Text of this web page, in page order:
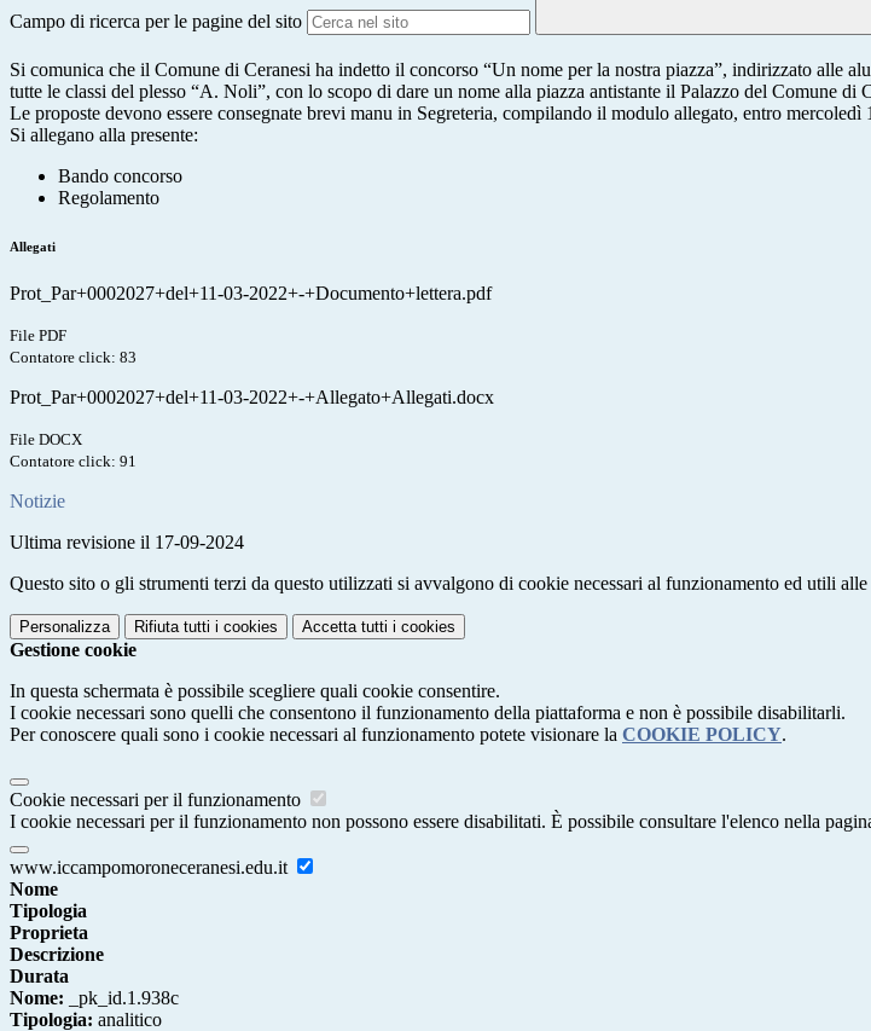
Campo di ricerca per le pagine del sito
Si comunica che il Comune di Ceranesi ha indetto il concorso “Un nome per la nostra piazza”, indirizzato alle
tutte le classi del plesso “A. Noli”, con lo scopo di dare un nome alla piazza antistante il Palazzo del Comune di
Le proposte devono essere consegnate brevi manu in Segreteria, compilando il modulo allegato, entro mercoledì
Si allegano alla presente:
Bando concorso
Regolamento
Allegati
Prot_Par+0002027+del+11-03-2022+-+Documento+lettera.pdf
File PDF
Contatore click: 83
Prot_Par+0002027+del+11-03-2022+-+Allegato+Allegati.docx
File DOCX
Contatore click: 91
Notizie
Ultima revisione il 17-09-2024
Questo sito o gli strumenti terzi da questo utilizzati si avvalgono di cookie necessari al funzionamento ed utili
Personalizza Rifiuta tutti i cookies Accetta tutti i cookies
Gestione cookie
In questa schermata è possibile scegliere quali cookie consentire.
I cookie necessari sono quelli che consentono il funzionamento della piattaforma e non è possibile disabilitarli.
Per conoscere quali sono i cookie necessari al funzionamento potete visionare la COOKIE POLICY.
Cookie necessari per il funzionamento
I cookie necessari per il funzionamento non possono essere disabilitati. È possibile consultare l'elenco nella
www.iccampomoroneceranesi.edu.it
Nome
Tipologia
Proprieta
Descrizione
Durata
Nome: _pk_id.1.938c
Tipologia: analitico